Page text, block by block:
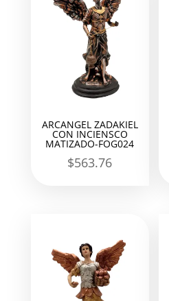
ARCANGEL ZADAKIEL
CON INCIENSCO
MATIZADO-FOG024
$563.76